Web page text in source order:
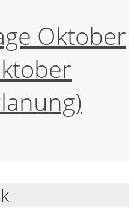
Oktober